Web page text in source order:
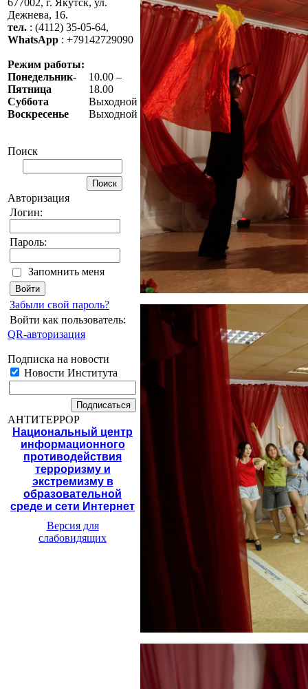
677002, г. Якутск, ул.
Дежнева, 16.
тел. : (4112) 35-05-64,
WhatsApp : +79142729090
Режим работы:
Понедельник-
Пятница
10.00 –
18.00
Суббота
Выходной
Воскресенье
Выходной
Поиск
Авторизация
Логин:
Пароль:
Запомнить меня
Забыли свой пароль?
Войти как пользователь:
QR-авторизация
Подписка на новости
Новости Института
АНТИТЕРРОР
Национальный центр
информационного
противодействия
терроризму и
экстремизму в
образовательной
среде и сети Интернет
Версия для
слабовидящих